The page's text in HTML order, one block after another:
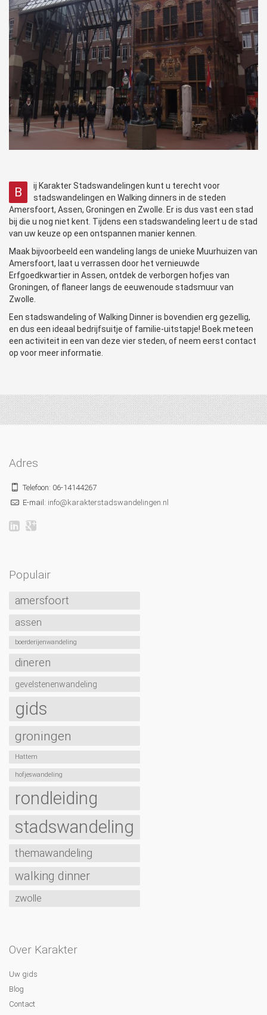
B
ij Karakter Stadswandelingen kunt u terecht voor
stadswandelingen en Walking dinners in de steden
Amersfoort, Assen, Groningen en Zwolle. Er is dus vast een stad
bij die u nog niet kent. Tijdens een stadswandeling leert u de stad
van uw keuze op een ontspannen manier kennen.
Maak bijvoorbeeld een wandeling langs de unieke Muurhuizen van
Amersfoort, laat u verrassen door het vernieuwde
Erfgoedkwartier in Assen, ontdek de verborgen hofjes van
Groningen, of flaneer langs de eeuwenoude stadsmuur van
Zwolle.
Een stadswandeling of Walking Dinner is bovendien erg gezellig,
en dus een ideaal bedrijfsuitje of familie-uitstapje! Boek meteen
een activiteit in een van deze vier steden, of neem eerst contact
op voor meer informatie.
Adres
Telefoon: 06-14144267
E-mail: info@karakterstadswandelingen.nl
Populair
amersfoort
assen
boerderijenwandeling
dineren
gevelstenenwandeling
gids
groningen
Hattem
hofjeswandeling
rondleiding
stadswandeling
themawandeling
walking dinner
zwolle
Over Karakter
Uw gids
Blog
Contact